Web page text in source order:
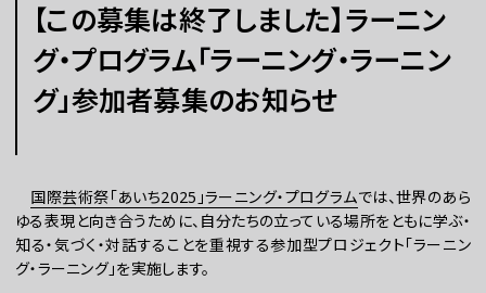
国際芸術祭「あいち」とは
チケット
さらに楽しむ
【この募集は終了しました】ラーニン
グ・プログラム「ラーニング・ラーニン
グ」参加者募集のお知らせ
国際芸術祭「あいち2025 」ラーニング・プログラムでは、世界のあら
ゆる表現と向き合うために、自分たちの立っている場所をともに学ぶ・
知る・気づく・対話することを重視する参加型プロジェクト「ラーニン
グ・ラーニング」を実施します。